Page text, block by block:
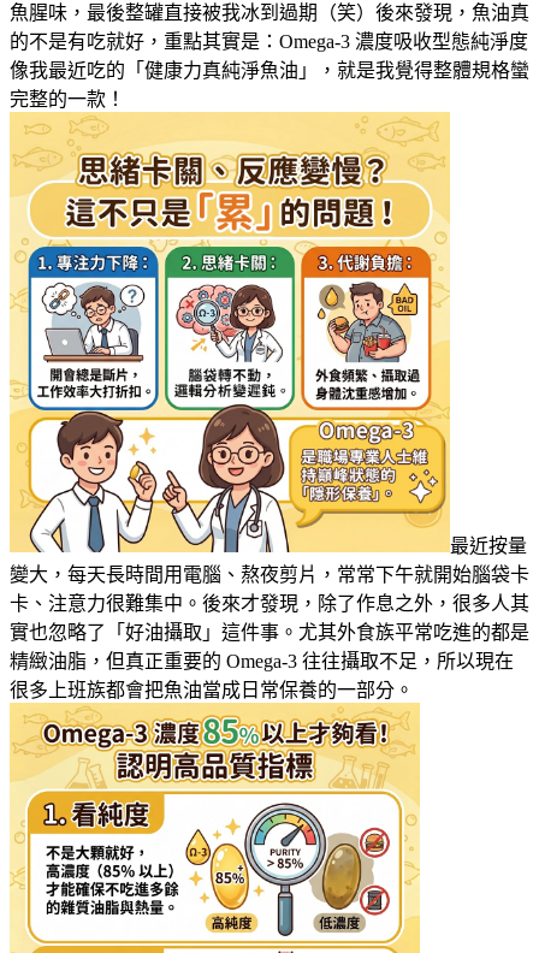
魚腥味，最後整罐直接被我冰到過期（笑）後來發現，魚油真
的不是有吃就好，重點其實是：Omega-3 濃度吸收型態純淨度
像我最近吃的「健康力真純淨魚油」，就是我覺得整體規格蠻
完整的一款！
最近按量
變大，每天長時間用電腦、熬夜剪片，常常下午就開始腦袋卡
卡、注意力很難集中。後來才發現，除了作息之外，很多人其
實也忽略了「好油攝取」這件事。尤其外食族平常吃進的都是
精緻油脂，但真正重要的 Omega-3 往往攝取不足，所以現在
很多上班族都會把魚油當成日常保養的一部分。